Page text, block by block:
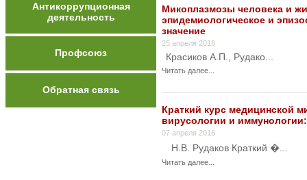
Антикоррупционная
деятельность
Профсоюз
Обратная связь
Микоплазмозы человека и
эпидемиологическое и
значение
25 апреля 2016
Красиков А.П., Рудако...
Читать далее...
Краткий курс медицинской
вирусологии и
07 апреля 2016
Н.В. Рудаков Краткий �...
Читать далее...